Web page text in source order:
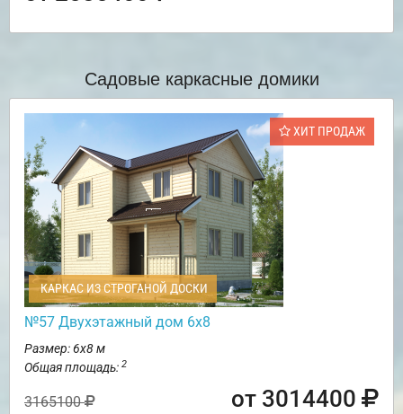
Садовые каркасные домики
ХИТ ПРОДАЖ
КАРКАС ИЗ СТРОГАНОЙ ДОСКИ
№57 Двухэтажный дом 6х8
Размер: 6х8 м
Общая площадь: 2
3165100 от 3014400